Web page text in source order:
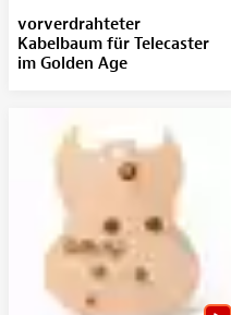
vorverdrahteter
Kabelbaum für Telecaster
im Golden Age